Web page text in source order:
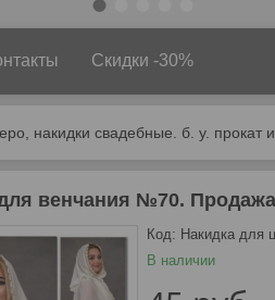
Скидки -30%
накидки свадебные. б. у. прокат
венчания №70.
В наличии
Код: Накидка для